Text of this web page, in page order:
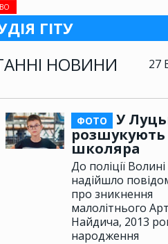
ГІТУ
НОВИНИ
27
ФОТО
У
розшукують
школяра
До поліції Волині
надійшло
про зникнення
малолітнього
Найдича, 2013
народження